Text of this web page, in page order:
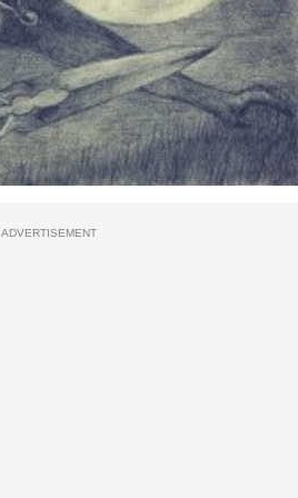
ADVERTISEMENT